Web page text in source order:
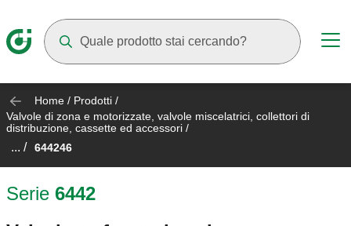
Home / Prodotti /
Valvole di zona e motorizzate, valvole miscelatrici, collettori di
distribuzione, cassette ed accessori /
... / 644246
Serie 6442